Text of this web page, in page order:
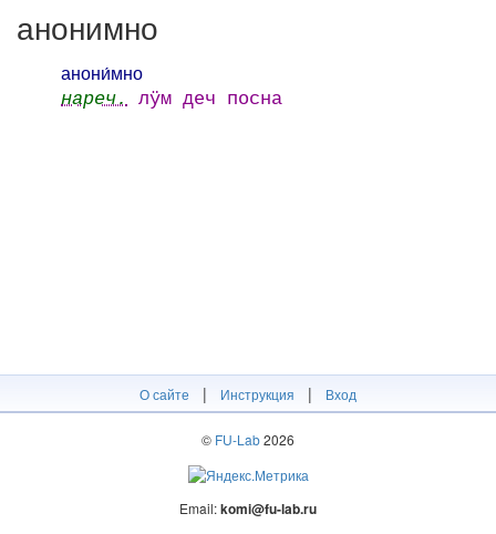
анонимно
анони́мно
нареч. лӱм деч посна
О сайте | Инструкция | Вход
© FU-Lab2026
Email:komi@fu-lab.ru